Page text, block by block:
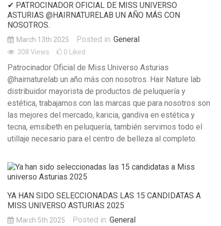
✔ PATROCINADOR OFICIAL DE MISS UNIVERSO
ASTURIAS @HAIRNATURELAB UN AÑO MÁS CON
NOSOTROS.
Posted in: General
March 13th 2025
308 Views 0 Liked
Patrocinador Oficial de Miss Universo Asturias
@hairnaturelab un año más con nosotros. Hair Nature lab
distribuidor mayorista de productos de peluquería y
estética, trabajamos con las marcas que para nosotros son
las mejores del mercado, karicia, gandiva en estética y
tecna, emsibeth en peluquería, también servimos todo el
utillaje necesario para el centro de belleza al completo.
YA HAN SIDO SELECCIONADAS LAS 15 CANDIDATAS A
MISS UNIVERSO ASTURIAS 2025
Posted in: General
March 5th 2025